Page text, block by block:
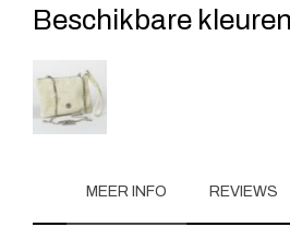
Beschikbare kleuren
MEER INFO REVIEWS